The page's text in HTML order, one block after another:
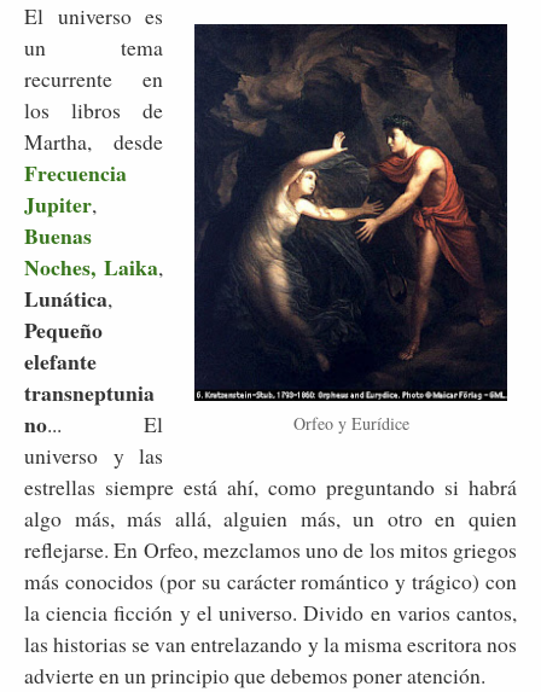
Orfeo y Eurídice
El universo es
un tema
recurrente en
los libros de
Martha, desde
Frecuencia
Jupiter,
Buenas
Noches, Laika,
Lunática,
Pequeño
elefante
transneptunia
no... El
universo y las
estrellas siempre está ahí, como preguntando si habrá
algo más, más allá, alguien más, un otro en quien
reflejarse. En Orfeo, mezclamos uno de los mitos griegos
más conocidos (por su carácter romántico y trágico) con
la ciencia ficción y el universo. Divido en varios cantos,
las historias se van entrelazando y la misma escritora nos
advierte en un principio que debemos poner atención.